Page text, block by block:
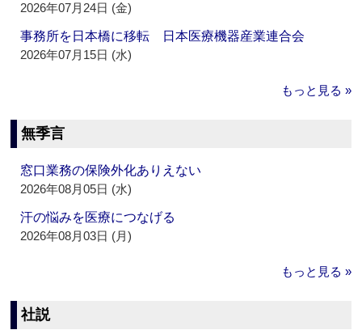
2026年07月24日 (金)
事務所を日本橋に移転 日本医療機器産業連合会
2026年07月15日 (水)
もっと見る »
無季言
窓口業務の保険外化ありえない
2026年08月05日 (水)
汗の悩みを医療につなげる
2026年08月03日 (月)
もっと見る »
社説